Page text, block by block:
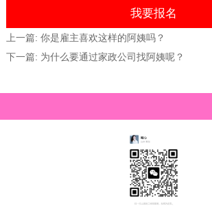
上一篇: 你是雇主喜欢这样的阿姨吗？
下一篇: 为什么要通过家政公司找阿姨呢？